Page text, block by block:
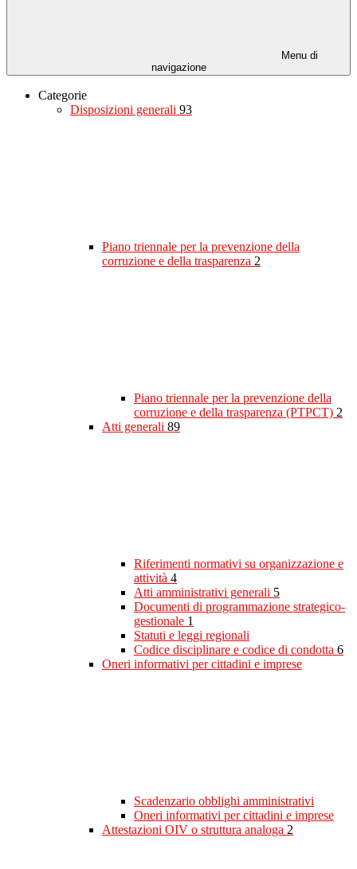
Menu di
navigazione
Categorie
Disposizioni generali 93
Piano triennale per la prevenzione della
corruzione e della trasparenza 2
Piano triennale per la prevenzione della
corruzione e della trasparenza (PTPCT) 2
Atti generali 89
Riferimenti normativi su organizzazione e
attività 4
Atti amministrativi generali 5
Documenti di programmazione strategico-
gestionale 1
Statuti e leggi regionali
Codice disciplinare e codice di condotta 6
Oneri informativi per cittadini e imprese
Scadenzario obblighi amministrativi
Oneri informativi per cittadini e imprese
Attestazioni OIV o struttura analoga 2